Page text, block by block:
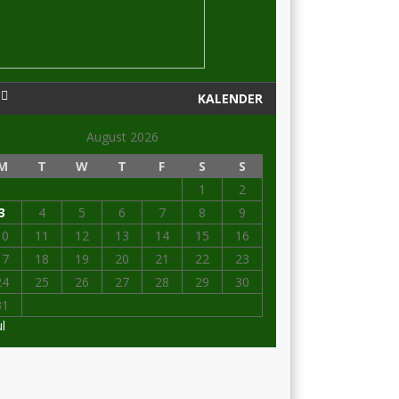
KALENDER
August 2026
T W T F S
S
1
2
4 5 6 7 8
9
11 12 13 14 15
16
18 19 20 21 22
23
25 26 27 28 29
30